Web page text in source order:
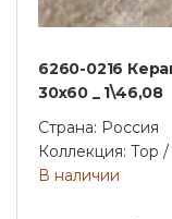
6260-0216
30x60 _ 1\46,08
Страна: Россия
Коллекция: Тор
В наличии